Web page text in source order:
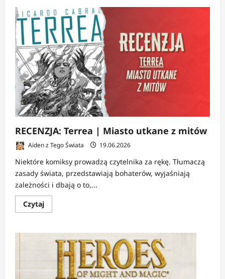
RECENZJA: Terrea | Miasto utkane z mitów
Aiden z Tego Świata 19.06.2026
Niektóre komiksy prowadzą czytelnika za rękę. Tłumaczą
zasady świata, przedstawiają bohaterów, wyjaśniają
zależności i dbają o to,...
CzytajDowiedz
się
RECENZJA:
Terrea
Miasto
utkane
mitów